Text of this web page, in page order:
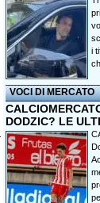
i
VOCI DI MERCATO
DODZIC? LE